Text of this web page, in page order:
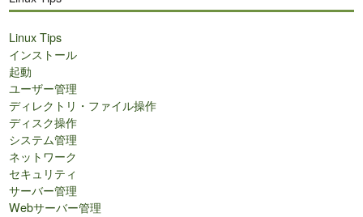
Linux Tips
インストール
起動
ユーザー管理
ディレクトリ・ファイル操作
ディスク操作
システム管理
ネットワーク
セキュリティ
サーバー管理
Webサーバー管理